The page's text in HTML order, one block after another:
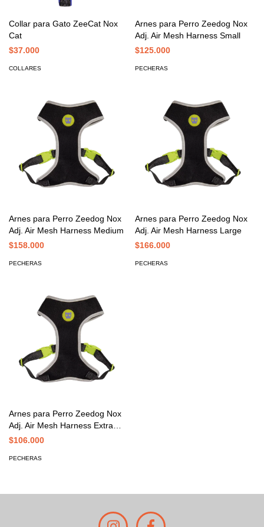
Collar para Gato ZeeCat Nox
Cat
$37.000
COLLARES
Arnes para Perro Zeedog Nox
Adj. Air Mesh Harness Small
$125.000
PECHERAS
Arnes para Perro Zeedog Nox
Adj. Air Mesh Harness Medium
$158.000
PECHERAS
Arnes para Perro Zeedog Nox
Adj. Air Mesh Harness Large
$166.000
PECHERAS
Arnes para Perro Zeedog Nox
Adj. Air Mesh Harness Extra
Small
$106.000
PECHERAS